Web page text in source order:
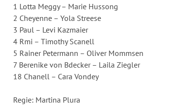
1 Lotta Meggy – Marie Hussong
2 Cheyenne – Yola Streese
3 Paul – Levi Kazmaier
4 Rmi – Timothy Scanell
5 Rainer Petermann – Oliver Mommsen
7 Berenike von Bdecker – Laila Ziegler
18 Chanell – Cara Vondey
Regie: Martina Plura